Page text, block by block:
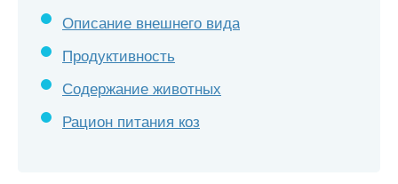
Описание внешнего вида
Продуктивность
Содержание животных
Рацион питания коз